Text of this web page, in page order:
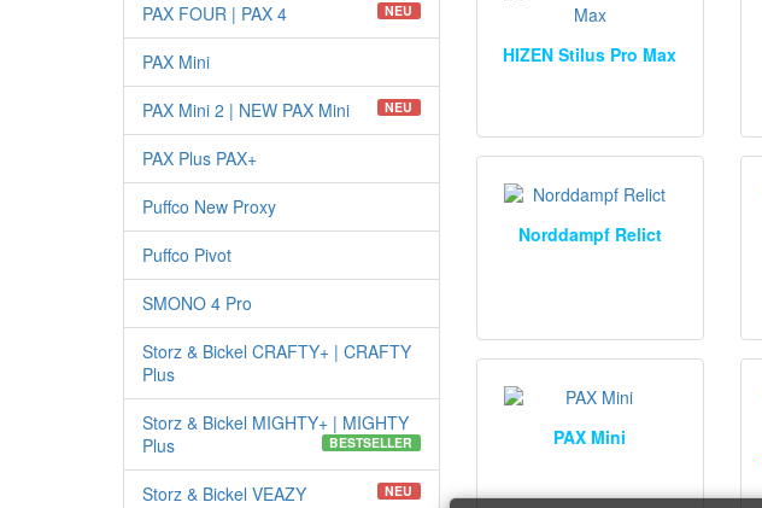
HIZEN Stilus Pro Max
Norddampf Relict
PAX Mini
PAX FOUR | PAX 4
NEU
PAX Mini
PAX Mini 2 | NEW PAX Mini
NEU
PAX Plus PAX+
Puffco New Proxy
Puffco Pivot
SMONO 4 Pro
Storz & Bickel CRAFTY+ | CRAFTY
Plus
Storz & Bickel MIGHTY+ | MIGHTY
Plus
BESTSELLER
Storz & Bickel VEAZY NEU